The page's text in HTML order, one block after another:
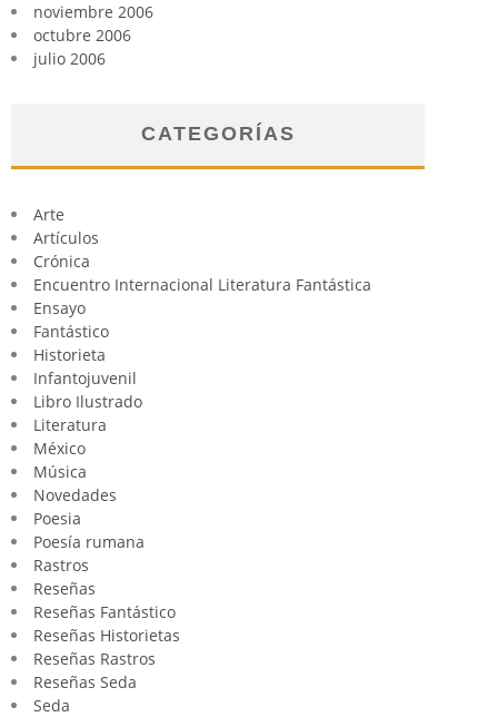
noviembre 2006
octubre 2006
julio 2006
CATEGORÍAS
Arte
Artículos
Crónica
Encuentro Internacional Literatura Fantástica
Ensayo
Fantástico
Historieta
Infantojuvenil
Libro Ilustrado
Literatura
México
Música
Novedades
Poesia
Poesía rumana
Rastros
Reseñas
Reseñas Fantástico
Reseñas Historietas
Reseñas Rastros
Reseñas Seda
Seda